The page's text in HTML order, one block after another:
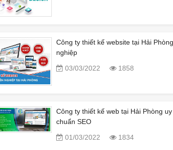
Công ty thiết kế website tại Hải
nghiệp
03/03/2022
1858
Công ty thiết kế web tại Hải Phòng
chuẩn SEO
01/03/2022
1834